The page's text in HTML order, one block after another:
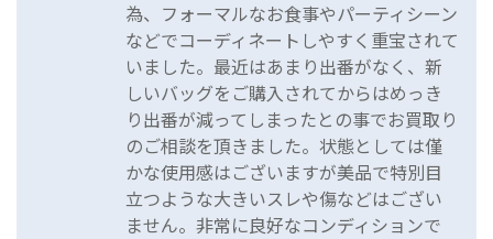
為、フォーマルなお食事やパーティシーン
などでコーディネートしやすく重宝されて
いました。最近はあまり出番がなく、新
しいバッグをご購入されてからはめっき
り出番が減ってしまったとの事でお買取り
のご相談を頂きました。状態としては僅
かな使用感はございますが美品で特別目
立つような大きいスレや傷などはござい
ません。非常に良好なコンディションで